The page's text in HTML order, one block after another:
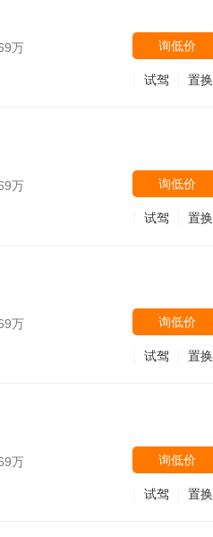
万 询低价
置换
试驾
万 询低价
置换
试驾
万 询低价
置换
试驾
万 询低价
置换
试驾